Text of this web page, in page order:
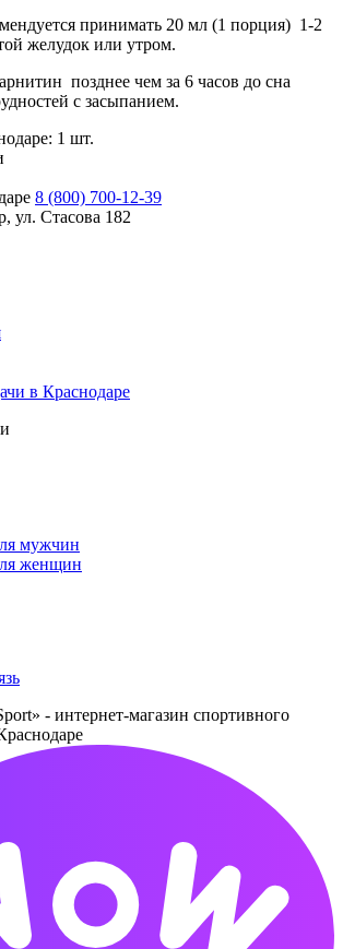
принимать 20 мл (1 порция) 1-2
желудок или утром.
позднее чем за 6 часов до сна
с засыпанием.
1 шт.
8 (800) 700-12-39
ул. Стасова 182
в Краснодаре
мужчин
женщин
- интернет-магазин спортивного